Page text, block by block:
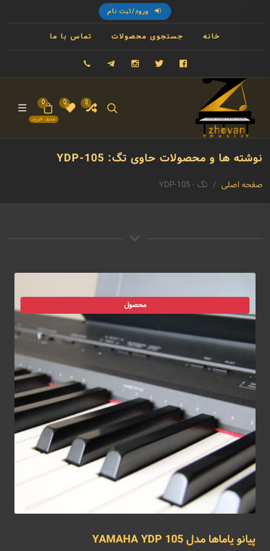
ورود/ثبت نام
خانه جستجوی محصولات تماس با ما
فیسبوک توییتر اینستاگرام تلگرام
0
0
سبد خرید
0
نوشته ها و محصولات حاوی تگ: YDP-105
صفحه اصلی تگ - YDP-105
محصول
پیانو یاماها مدل YAMAHA YDP 105